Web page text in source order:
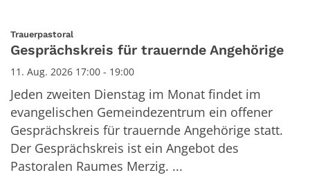
Trauerpastoral
Gesprächskreis für trauernde Angehörige
11. Aug. 2026 17:00 - 19:00
Jeden zweiten Dienstag im Monat findet im
evangelischen Gemeindezentrum ein offener
Gesprächskreis für trauernde Angehörige statt.
Der Gesprächskreis ist ein Angebot des
Pastoralen Raumes Merzig. ...